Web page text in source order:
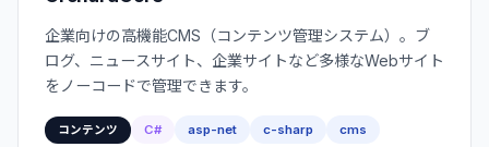
企業向けの高機能CMS（コンテンツ管理システム）。ブ
ログ、ニュースサイト、企業サイトなど多様なWebサイト
をノーコードで管理できます。
コンテンツ C# asp-net c-sharp cms